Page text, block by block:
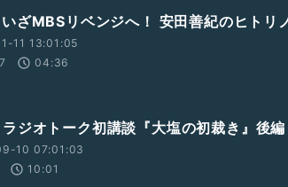
ざMBSリベンジへ！ 安田善紀のヒトリ
11 13:01:05
04:36
ジオトーク初講談『大塩の初裁き』後編
10 07:01:03
10:01